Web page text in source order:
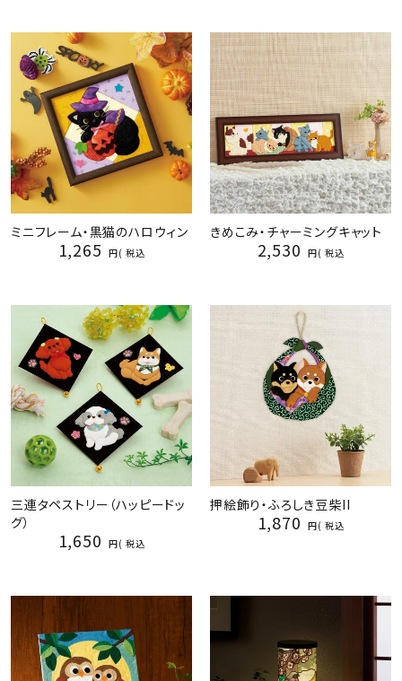
ミニフレーム・黒猫のハロウィン
1,265 税込
きめこみ・チャーミングキャット
2,530 税込
三連タペストリー（ハッピードッ
グ）
1,650 税込
押絵飾り・ふろしき豆柴II
1,870 税込